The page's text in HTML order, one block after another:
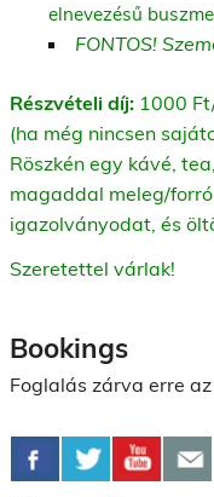
elnevezésű
FONTOS!
Részvételi díj: 1000
(ha még nincsen
Röszkén egy kávé,
magaddal meleg/
igazolványodat, és
Szeretettel várlak!
Bookings
Foglalás zárva erre